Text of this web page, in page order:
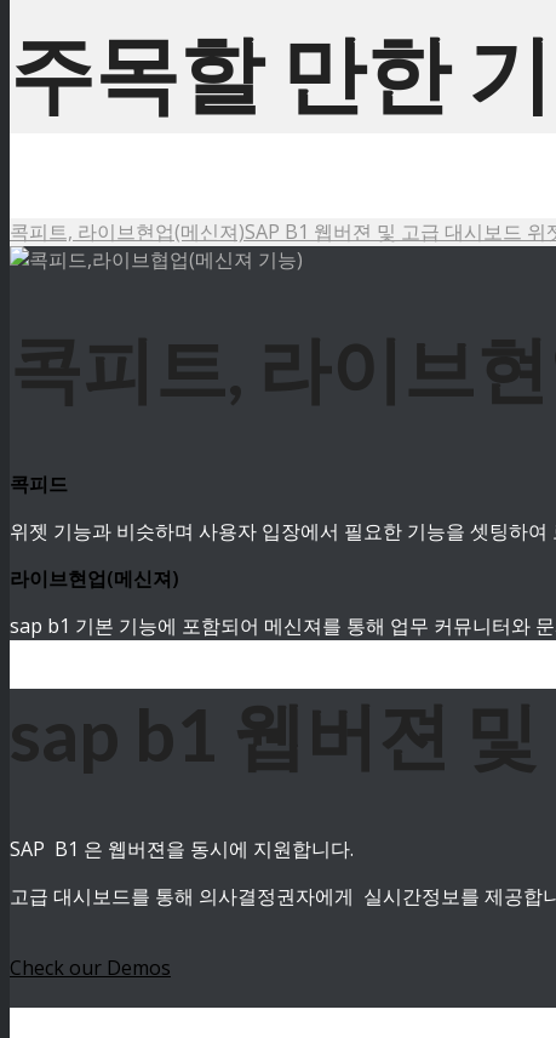
주목할 만한
콕피트, 라이브현업(메신져)SAP B1 웹버젼 및 고급 대시보드 위
콕피트, 라이브
콕피드
위젯 기능과 비슷하며 사용자 입장에서 필요한 기능을 셋팅하
라이브현업(메신져)
sap b1 기본 기능에 포함되어 메신져를 통해 업무 커뮤니터와
sap b1 웹버젼
SAP B1 은 웹버젼을 동시에 지원합니다.
고급 대시보드를 통해 의사결정권자에게 실시간정보를 제공합
Check our Demos